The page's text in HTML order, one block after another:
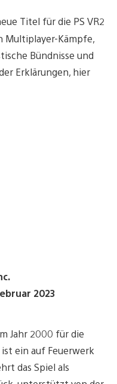
Titel für die PS VR2
Multiplayer-Kämpfe,
Bündnisse und
Erklärungen, hier
2023
Jahr 2000 für die
ein auf Feuerwerk
das Spiel als